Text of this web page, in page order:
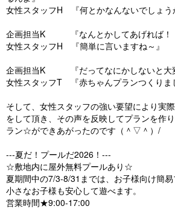
女性スタッフH 『何とかなんないでしょう
企画担当K 『なんとかしてあげれば！
女性スタッフH 『簡単に言いますね～』
企画担当K 『だってなにかしないと大変
女性スタッフT 『赤ちゃんプランつくりま
そして、女性スタッフの強い要望により実
をして頂き、その声を反映してプランを作
ラン☆ができあがったのです（＾▽＾）/
---夏だ！プールだ2026！---
☆敷地内に屋外無料プールあり☆
夏期間中の7/3-8/31までは、お子様向け簡易
小さなお子様も安心して遊べます。
営業時間★9:00-17:00